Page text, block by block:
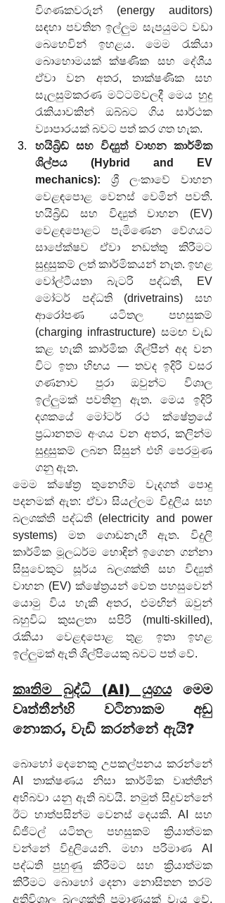
විගණකවරුන් (energy auditors)
සඳහා පවතින ඉල්ලුම සැපයුමට වඩා
බෙහෙවින් ඉහළය. මෙම රැකියා
බොහොමයක් ක්ෂණික සහ දේශීය
ඒවා වන අතර, තාක්ෂණික සහ
සැලසුම්කරණ මට්ටම්වලදී මෙය හුදු
රැකියාවකින් ඔබ්බට ගිය සාර්ථක
ව්‍යාපාරයක් බවට පත් කර ගත හැක.
හයිබ්‍රිඩ් සහ විද්‍යුත් වාහන කාර්මික
ශිල්පය (Hybrid and EV
mechanics): ශ්‍රී ලංකාවේ වාහන
වෙළඳපොළ වෙනස් වෙමින් පවතී.
හයිබ්‍රිඩ් සහ විද්‍යුත් වාහන (EV)
වෙළඳපොළට පැමිණෙන වේගයට
සාපේක්ෂව ඒවා නඩත්තු කිරීමට
සුදුසුකම් ලත් කාර්මිකයන් නැත. ඉහළ
වෝල්ටීයතා බැටරි පද්ධති, EV
මෝටර් පද්ධති (drivetrains) සහ
ආරෝපණ යටිතල පහසුකම්
(charging infrastructure) සමඟ වැඩ
කළ හැකි කාර්මික ශිල්පීන් අද වන
විට ඉතා හිඟය — තවද ඉදිරි වසර
ගණනාව පුරා ඔවුන්ට විශාල
ඉල්ලුමක් පවතිනු ඇත. මෙය ඉදිරි
දශකයේ මෝටර් රථ ක්ෂේත්‍රයේ
ප්‍රධානතම අංශය වන අතර, කලින්ම
සුදුසුකම් ලබන සිසුන් එහි පෙරමුණ
ගනු ඇත.
මෙම ක්ෂේත්‍ර තුනෙහිම වැදගත් පොදු
පදනමක් ඇත: ඒවා සියල්ලම විදුලිය සහ
බලශක්ති පද්ධති (electricity and power
systems) මත ගොඩනැඟී ඇත. විදුලි
කාර්මික මූලධර්ම හොඳින් ඉගෙන ගන්නා
සිසුවෙකුට සූර්ය බලශක්ති සහ විද්‍යුත්
වාහන (EV) ක්ෂේත්‍රයන් වෙත පහසුවෙන්
යොමු විය හැකි අතර, එමඟින් ඔවුන්
බහුවිධ කුසලතා සපිරි (multi-skilled),
රැකියා වෙළඳපොළ තුළ ඉතා ඉහළ
ඉල්ලුමක් ඇති ශිල්පියෙකු බවට පත් වේ.
කෘතිම බුද්ධි (AI) යුගය මෙම
වෘත්තීන්හි වටිනාකම අඩු
නොකර, වැඩි කරන්නේ ඇයි?
බොහෝ දෙනෙකු උපකල්පනය කරන්නේ
AI තාක්ෂණය නිසා කාර්මික වෘත්තීන්
අභිබවා යනු ඇති බවයි. නමුත් සිදුවන්නේ
ඊට හාත්පසින්ම වෙනස් දෙයකි. AI සහ
ඩිජිටල් යටිතල පහසුකම් ක්‍රියාත්මක
වන්නේ විදුලියෙනි. මහා පරිමාණ AI
පද්ධති පුහුණු කිරීමට සහ ක්‍රියාත්මක
කිරීමට බොහෝ දෙනා නොසිතන තරම්
අතිවිශාල බලශක්ති ප්‍රමාණයක් වැය වේ.